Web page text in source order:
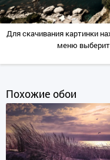
Для скачивания картинки
меню
Похожие обои